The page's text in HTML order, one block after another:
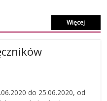
Więcej
do 25.06.2020, od